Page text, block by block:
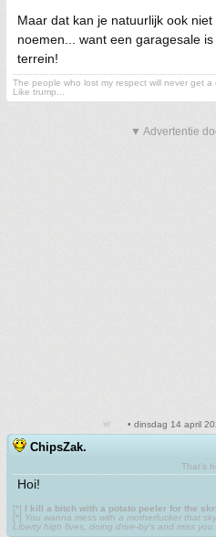
Maar dat kan je natuurlijk ook
noemen... want een garagesale
terrein!
The people who lost my respect will never get a
Like trump...
▼ Advertentie
• dinsdag 14 april
ChipsZak.
That's
Hoi!
[*] I kill a bitch with a potato peeler for the
[*] You wanna mess with a motherfucker that
Liberty high fives, doing drive-by’s and miss you